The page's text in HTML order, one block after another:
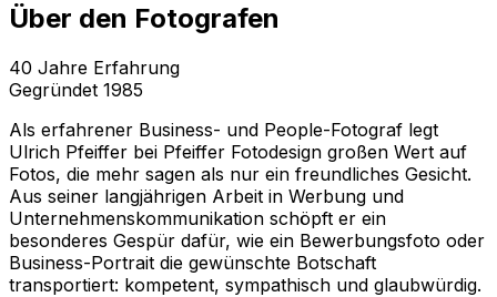
Über den Fotografen
40 Jahre Erfahrung
Gegründet 1985
Als erfahrener Business- und People-Fotograf legt
Ulrich Pfeiffer bei Pfeiffer Fotodesign großen Wert auf
Fotos, die mehr sagen als nur ein freundliches Gesicht.
Aus seiner langjährigen Arbeit in Werbung und
Unternehmenskommunikation schöpft er ein
besonderes Gespür dafür, wie ein Bewerbungsfoto oder
Business-Portrait die gewünschte Botschaft
transportiert: kompetent, sympathisch und glaubwürdig.